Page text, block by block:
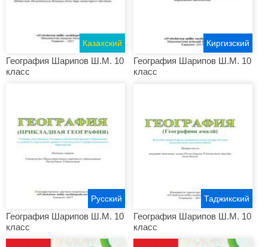
География Шарипов Ш.М. 10
класс
Казахский
География Шарипов Ш.М. 10
класс
Киргизский
География Шарипов Ш.М. 10
класс
Русский
География Шарипов Ш.М. 10
класс
Таджикский